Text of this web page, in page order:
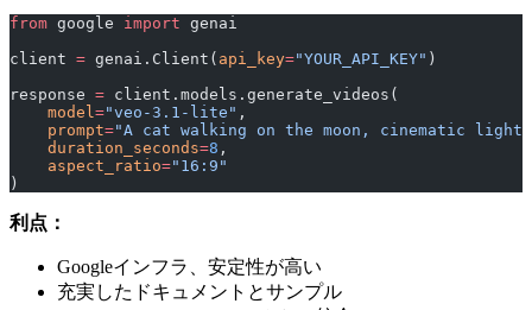
from google import genai
client = genai.Client( api_key="YOUR_API_KEY" )
response = client.models.generate_videos(
    model
="veo-3.1-lite" ,
    prompt
="A cat walking on the moon, cinematic
    duration_seconds
=8 ,
    aspect_ratio
="16:9"
)
利点：
Googleインフラ、安定性が高い
充実したドキュメントとサンプル